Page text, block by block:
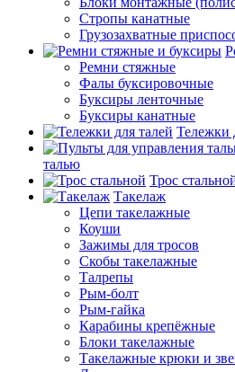
Стропы канатные
Грузозахватные
Ремни стяжные
Фалы буксировочные
Буксиры ленточные
Буксиры канатные
Тележки
талью
Трос
Такелаж
Цепи такелажные
Коуши
Зажимы для тросов
Скобы такелажные
Талрепы
Рым-болт
Рым-гайка
Карабины крепёжные
Блоки такелажные
Такелажные крюки и